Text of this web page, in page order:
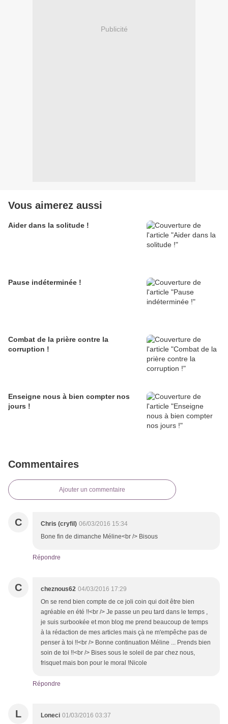
Publicité
Vous aimerez aussi
Aider dans la solitude !
Pause indéterminée !
Combat de la prière contre la
corruption !
Enseigne nous à bien compter nos
jours !
Commentaires
Ajouter un commentaire
C Chris (cryfil) 06/03/2016 15:34
Bone fin de dimanche Méline<br /> Bisous
Répondre
C cheznous62 04/03/2016 17:29
On se rend bien compte de ce joli coin qui doit être bien
agréable en été !!<br /> Je passe un peu tard dans le temps ,
je suis surbookée et mon blog me prend beaucoup de temps
à la rédaction de mes articles mais çà ne m'empêche pas de
penser à toi !!<br /> Bonne continuation Méline ... Prends bien
soin de toi !!<br /> Bises sous le soleil de par chez nous,
frisquet mais bon pour le moral !Nicole
Répondre
L Loneci 01/03/2016 03:37